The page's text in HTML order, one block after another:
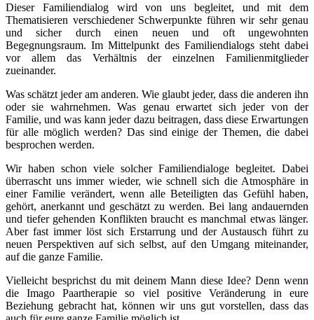
Dieser Familiendialog wird von uns beglei­tet, und mit dem
Thematisieren ver­schie­de­ner Schwerpunkte füh­ren wir sehr genau
und sicher durch einen neu­en und oft unge­wohn­ten
Begegnungsraum. Im Mittelpunkt des Familiendialogs steht dabei
vor allem das Verhältnis der ein­zel­nen Familienmitglieder
zueinander.
Was schätzt jeder am ande­ren. Wie glaubt jeder, dass die ande­ren ihn
oder sie wahr­neh­men. Was genau erwar­tet sich jeder von der
Familie, und was kann jeder dazu bei­tra­gen, dass die­se Erwartungen
für alle mög­lich wer­den? Das sind eini­ge der Themen, die dabei
bespro­chen werden.
Wir haben schon vie­le sol­cher Familiendialoge beglei­tet. Dabei
über­rascht uns immer wie­der, wie schnell sich die Atmosphäre in
einer Familie ver­än­dert, wenn alle Beteiligten das Gefühl haben,
gehört, aner­kannt und geschätzt zu wer­den. Bei lang andau­ern­den
und tie­fer gehen­den Konflikten braucht es manch­mal etwas län­ger.
Aber fast immer löst sich Erstarrung und der Austausch führt zu
neu­en Perspektiven auf sich selbst, auf den Umgang mit­ein­an­der,
auf die gan­ze Familie.
Vielleicht besprichst du mit dei­nem Mann die­se Idee? Denn wenn
die Imago Paartherapie so viel posi­ti­ve Veränderung in eure
Beziehung gebracht hat, kön­nen wir uns gut vor­stel­len, dass das